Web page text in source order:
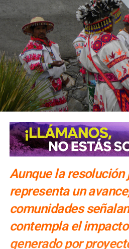
Aunque la resolución
representa un
comunidades
contempla el
generado por